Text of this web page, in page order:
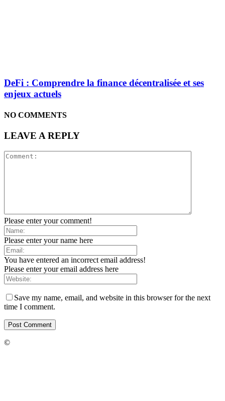
DeFi : Comprendre la finance décentralisée et ses
enjeux actuels
NO COMMENTS
LEAVE A REPLY
Please enter your comment!
Please enter your name here
You have entered an incorrect email address!
Please enter your email address here
Save my name, email, and website in this browser for the next
time I comment.
©